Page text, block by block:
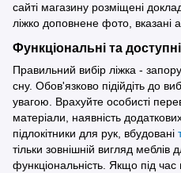
сайті магазину розміщені
ліжко доповнене фото, вказані
Функціональні та доступні
Правильний вибір ліжка -
сну. Обов'язково підійдіть до
увагою. Врахуйте особисті
матеріали, наявність
підлокітники для рук, вбудовані
тільки зовнішній вигляд меблів
функціональність. Якщо під